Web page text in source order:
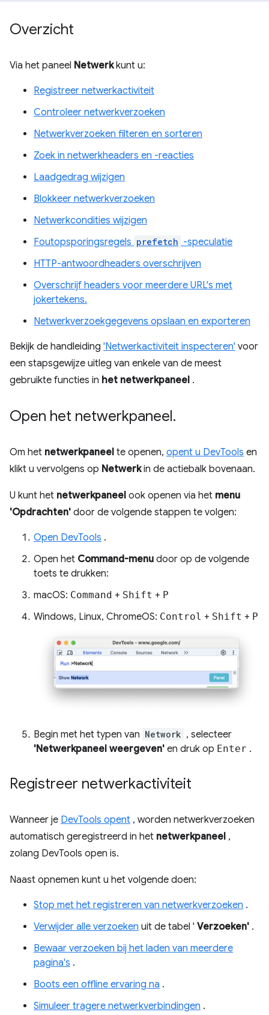
Overzicht
Via het paneel Netwerkkunt u:
Registreer netwerkactiviteit
Controleer netwerkverzoeken
Netwerkverzoeken filteren en sorteren
Zoek in netwerkheaders en -reacties
Laadgedrag wijzigen
Blokkeer netwerkverzoeken
Netwerkcondities wijzigen
Foutopsporingsregels prefetch -speculatie
HTTP-antwoordheaders overschrijven
Overschrijf headers voor meerdere URL's met
jokertekens.
Netwerkverzoekgegevens opslaan en exporteren
Bekijk de handleiding 'Netwerkactiviteit inspecteren' voor
een stapsgewijze uitleg van enkele van de meest
gebruikte functies in het netwerkpaneel .
Open het netwerkpaneel.
Om het netwerkpaneel te openen, opent u DevTools en
klikt u vervolgens op Netwerkin de actiebalk bovenaan.
U kunt het netwerkpaneel ook openen via het menu
'Opdrachten' door de volgende stappen te volgen:
Open DevTools .
Open het Command-menu door op de volgende
toets te drukken:
macOS: Command + Shift + P
Windows, Linux, ChromeOS: Control + Shift + P
Begin met het typen van Network , selecteer
'Netwerkpaneel weergeven' en druk op Enter .
Registreer netwerkactiviteit
Wanneer je DevTools opent , worden netwerkverzoeken
automatisch geregistreerd in het netwerkpaneel ,
zolang DevTools open is.
Naast opnemen kunt u het volgende doen:
Stop met het registreren van netwerkverzoeken .
Verwijder alle verzoeken uit de tabel ' Verzoeken' .
Bewaar verzoeken bij het laden van meerdere
pagina's .
Boots een offline ervaring na .
Simuleer tragere netwerkverbindingen .